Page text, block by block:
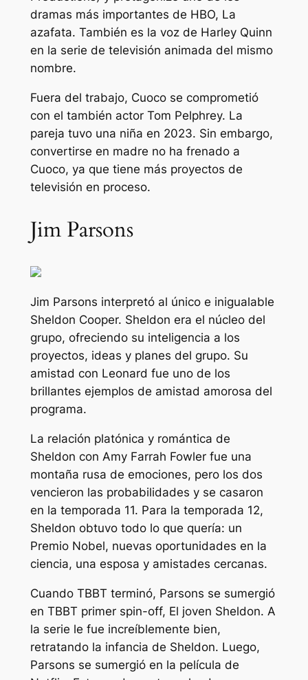
dramas más importantes de HBO, La
azafata. También es la voz de Harley Quinn
en la serie de televisión animada del mismo
nombre.
Fuera del trabajo, Cuoco se comprometió
con el también actor Tom Pelphrey. La
pareja tuvo una niña en 2023. Sin embargo,
convertirse en madre no ha frenado a
Cuoco, ya que tiene más proyectos de
televisión en proceso.
Jim Parsons
Jim Parsons interpretó al único e inigualable
Sheldon Cooper. Sheldon era el núcleo del
grupo, ofreciendo su inteligencia a los
proyectos, ideas y planes del grupo. Su
amistad con Leonard fue uno de los
brillantes ejemplos de amistad amorosa del
programa.
La relación platónica y romántica de
Sheldon con Amy Farrah Fowler fue una
montaña rusa de emociones, pero los dos
vencieron las probabilidades y se casaron
en la temporada 11. Para la temporada 12,
Sheldon obtuvo todo lo que quería: un
Premio Nobel, nuevas oportunidades en la
ciencia, una esposa y amistades cercanas.
Cuando TBBT terminó, Parsons se sumergió
en TBBT primer spin-off, El joven Sheldon. A
la serie le fue increíblemente bien,
retratando la infancia de Sheldon. Luego,
Parsons se sumergió en la película de